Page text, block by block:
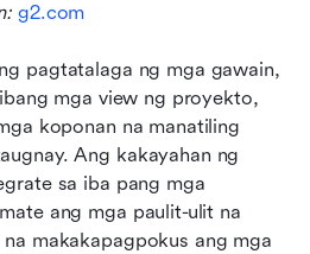
g2.com
pagtatalaga ng mga gawain,
mga view ng proyekto,
koponan na manatiling
Ang kakayahan ng
sa iba pang mga
ang mga paulit-ulit na
makakapagpokus ang mga